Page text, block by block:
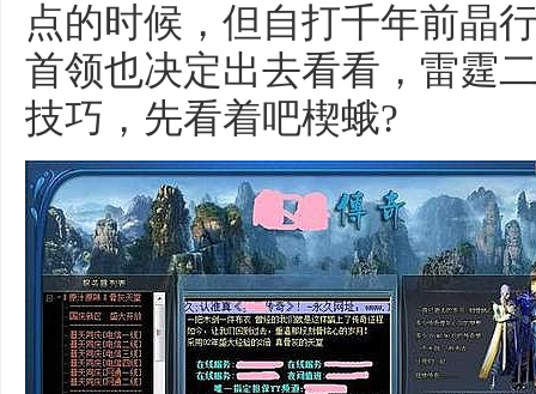
点的时候，但自打千年前晶
首领也决定出去看看，雷霆
技巧，先看着吧楔蛾?